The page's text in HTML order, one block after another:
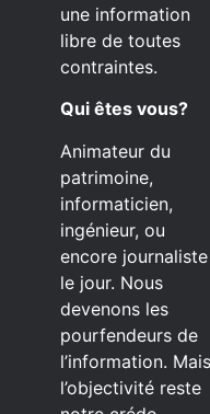
une information
libre de toutes
contraintes.
Qui êtes vous?
Animateur du
patrimoine,
informaticien,
ingénieur, ou
encore journaliste
le jour. Nous
devenons les
pourfendeurs de
l’information. Mais
l’objectivité reste